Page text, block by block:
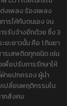
งเพลง ร้องเพลง
ารให้กับตนเอง จน
รรับจ้างอีกด้วย ซึ่ง 3
ยะยาวนั้น คือ 1.กินยา
รเสพติดทุกชนิด เช่น
พื่อปรับการรักษาให้
ายปกครอง ผู้นำ
ปลี่ยนพฤติกรรมใน
กสังคม